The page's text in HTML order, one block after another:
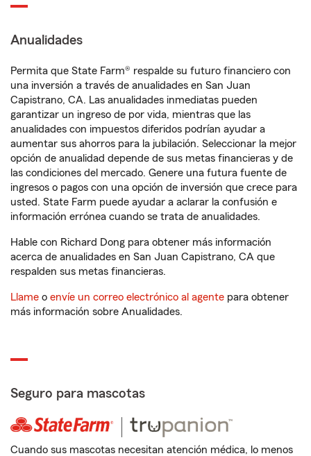
Anualidades
Permita que State Farm® respalde su futuro financiero con
una inversión a través de anualidades en San Juan
Capistrano, CA. Las anualidades inmediatas pueden
garantizar un ingreso de por vida, mientras que las
anualidades con impuestos diferidos podrían ayudar a
aumentar sus ahorros para la jubilación. Seleccionar la mejor
opción de anualidad depende de sus metas financieras y de
las condiciones del mercado. Genere una futura fuente de
ingresos o pagos con una opción de inversión que crece para
usted. State Farm puede ayudar a aclarar la confusión e
información errónea cuando se trata de anualidades.
Hable con Richard Dong para obtener más información
acerca de anualidades en San Juan Capistrano, CA que
respalden sus metas financieras.
Llame o envíe un correo electrónico al agente para obtener
más información sobre Anualidades.
Seguro para mascotas
Cuando sus mascotas necesitan atención médica, lo menos